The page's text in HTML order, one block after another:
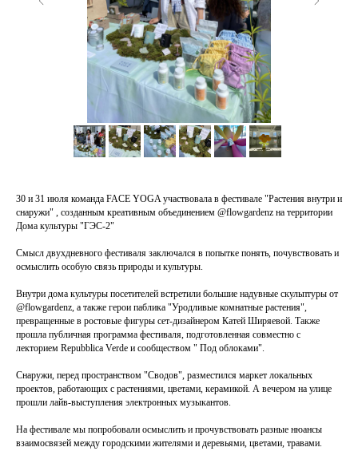
30 и 31 июля команда FACE YOGA участвовала в фестивале "Растения внутри и
снаружи" , созданным креативным объединением @flowgardenz на территории
Дома культуры "ГЭС-2"
Смысл двухдневного фестиваля заключался в попытке понять, почувствовать и
осмыслить особую связь природы и культуры.
Внутри дома культуры посетителей встретили большие надувные скульптуры от
@flowgardenz, а также герои паблика "Уродливые комнатные растения",
превращенные в ростовые фигуры сет-дизайнером Катей Ширяевой. Также
прошла публичная программа фестиваля, подготовленная совместно с
лекторием Repubblica Verde и сообществом " Под облоками".
Снаружи, перед пространством "Сводов", разместился маркет локальных
проектов, работающих с растениями, цветами, керамикой. А вечером на улице
прошли лайв-выступления электронных музыкантов.
На фестивале мы попробовали осмыслить и прочувствовать разные нюансы
взаимосвязей между городскими жителями и деревьями, цветами, травами.